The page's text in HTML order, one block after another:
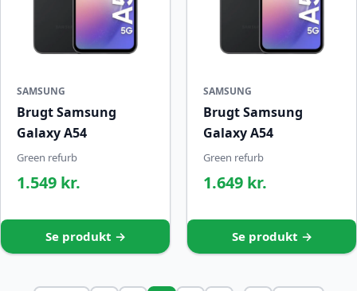
SAMSUNG
Brugt Samsung
Galaxy A54
Green refurb
1.549 kr.
Se produkt →
SAMSUNG
Brugt Samsung
Galaxy A54
Green refurb
1.649 kr.
Se produkt →